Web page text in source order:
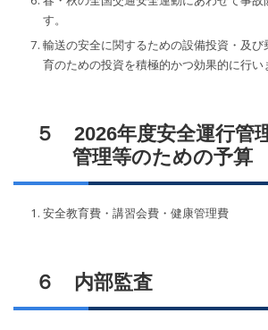
す。
輸送の安全に関するための設備投資・及び
育のための投資を積極的かつ効果的に行い
５ 2026年度安全運行管
管理等のための予算
安全教育費・講習会費・健康管理
６ 内部監査